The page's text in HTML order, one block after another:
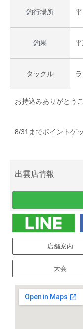
釣行場所 平
釣果
タックル
お持込みありがとう
8/31までポイントゲ
出雲店情報
店舗案内
大会